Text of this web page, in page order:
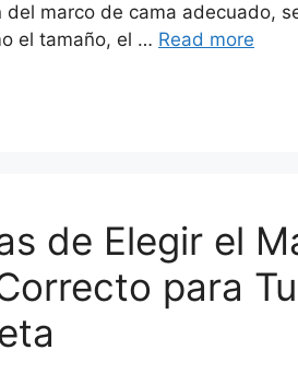
del marco de cama adecuado,
el tamaño, el … Read more
de Elegir el
para